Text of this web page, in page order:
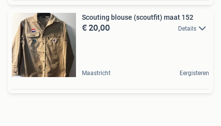
Scouting blouse (scoutfit) maat 152
€ 20,00 Details
Maastricht Eergisteren